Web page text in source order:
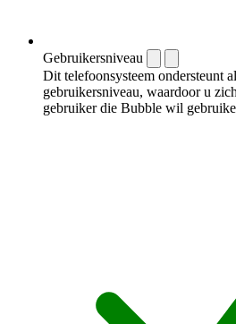
Gebruikersniveau
Dit telefoonsysteem ondersteunt
gebruikersniveau, waardoor u
gebruiker die Bubble wil